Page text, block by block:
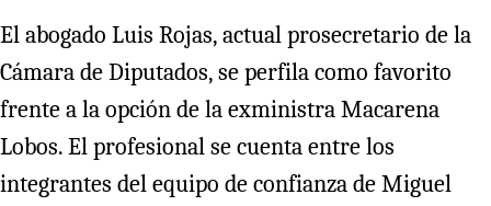
El abogado Luis Rojas, actual prosecretario de la
Cámara de Diputados, se perfila como favorito
frente a la opción de la exministra Macarena
Lobos. El profesional se cuenta entre los
integrantes del equipo de confianza de Miguel